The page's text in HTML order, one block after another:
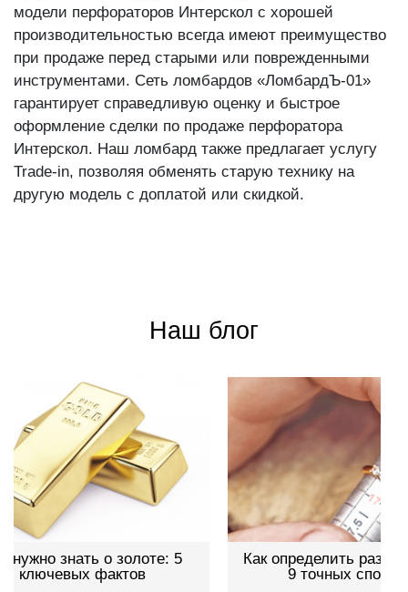
модели перфораторов Интерскол с хорошей
производительностью всегда имеют преимущество
при продаже перед старыми или поврежденными
инструментами. Сеть ломбардов «ЛомбардЪ-01»
гарантирует справедливую оценку и быстрое
оформление сделки по продаже перфоратора
Интерскол. Наш ломбард также предлагает услугу
Trade-in, позволяя обменять старую технику на
другую модель с доплатой или скидкой.
Наш блог
Как определить размер кольца:
9 точных способов
Как
гид